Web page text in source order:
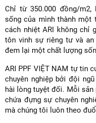
Chỉ từ 350.000 đồng/
sống của mình thành một
cách nhiệt ARI không chỉ
tôn vinh sự riêng tư và
đem lại một chất lượng
ARI PPF VIỆT NAM tự tin
chuyên nghiệp bởi đội
hài lòng tuyệt đối. Mỗi
chứa đựng sự chuyên
mà chúng tôi luôn theo